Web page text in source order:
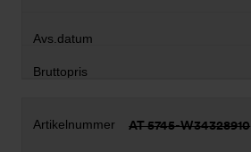
AT 5745-W34328910